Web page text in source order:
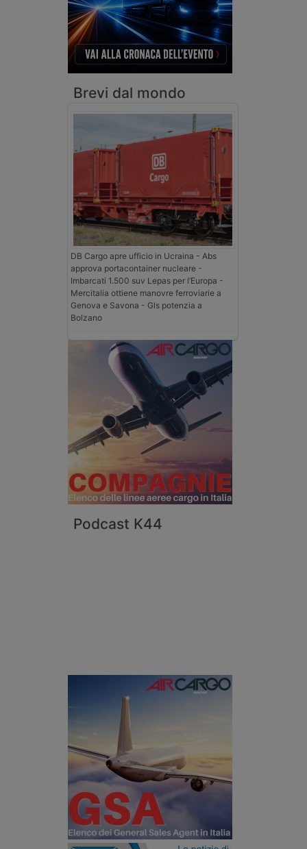
Brevi dal mondo
DB Cargo apre ufficio in Ucraina - Abs
approva portacontainer nucleare -
Imbarcati 1.500 suv Lepas per l’Europa -
Mercitalia ottiene manovre ferroviarie a
Genova e Savona - Gls potenzia a
Bolzano
Podcast K44